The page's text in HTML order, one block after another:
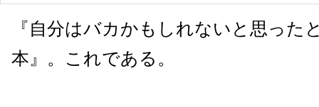
『自分はバカかもしれないと思った
本』。これである。